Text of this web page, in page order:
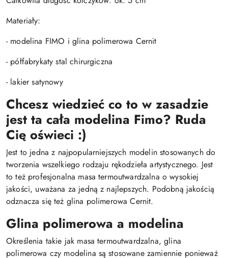
Materiały:
- modelina FIMO i glina polimerowa Cernit
- półfabrykaty stal chirurgiczna
- lakier satynowy
Chcesz wiedzieć co to w zasadzie
jest ta cała modelina Fimo? Ruda
Cię oświeci :)
Jest to jedna z najpopularniejszych modelin stosowanych do
tworzenia wszelkiego rodzaju rękodzieła artystycznego. Jest
to też profesjonalna masa termoutwardzalna o wysokiej
jakości, uważana za jedną z najlepszych. Podobną jakością
odznacza się też glina polimerowa Cernit.
Glina polimerowa a modelina
Określenia takie jak masa termoutwardzalna, glina
polimerowa czy modelina są stosowane zamiennie ponieważ